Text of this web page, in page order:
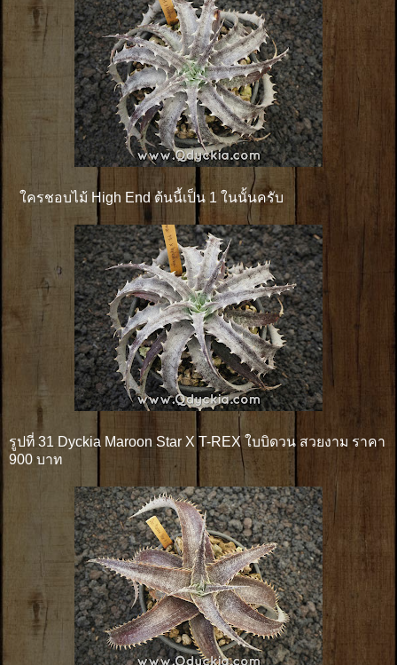
ใครชอบไม้ High End ต้นนี้เป็น 1 ในนั้นครับ
รูปที่ 31 Dyckia Maroon Star X T-REX ใบบิดวน สวยงาม ราคา
900 บาท